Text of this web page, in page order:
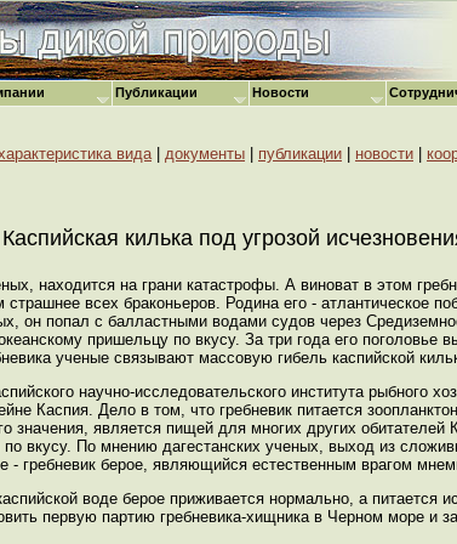
вида| документы публикации новости
Каспийская килька под угрозой
находится на грани катастрофы. А виноват в этом
страшнее всех браконьеров. Родина его - атлантическое
он попал с балластными водами судов через
пришельцу по вкусу. За три года его поголовье
ученые связывают массовую гибель каспийской
научно-исследовательского института рыбного
Каспия. Дело в том, что гребневик питается
значения, является пищей для многих других
вкусу. По мнению дагестанских ученых, выход из
- гребневик берое, являющийся естественным врагом
воде берое приживается нормально, а питается
первую партию гребневика-хищника в Черном море и
Публикации Новости